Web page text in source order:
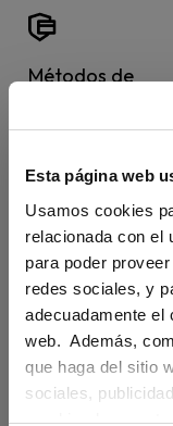
Esta página web
Usamos cookies
relacionada con el
para poder
redes sociales, y
adecuadamente el
web. Además,
que haga del sitio
sociales,
combinarla con
Métodos de
y 100%
seguros.